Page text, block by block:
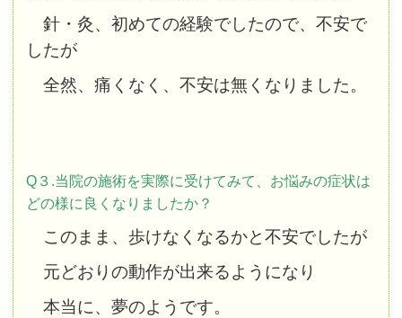
針・灸、初めての経験でしたので、不安で
したが
全然、痛くなく、不安は無くなりました。
Q３.当院の施術を実際に受けてみて、お悩みの症状は
どの様に良くなりましたか？
このまま、歩けなくなるかと不安でしたが
元どおりの動作が出来るようになり
本当に、夢のようです。